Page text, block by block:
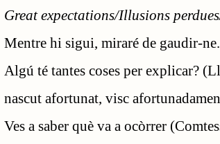
Great expectations/Illusions
Mentre hi sigui, miraré de gaudir-
Algú té tantes coses per explicar?
nascut afortunat, visc
Ves a saber què va a ocòrrer